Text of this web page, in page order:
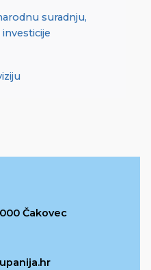
suradnju,
Čakovec